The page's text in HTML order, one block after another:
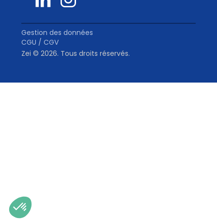
Gestion des données
CGU / CGV
Zei © 2026. Tous droits réservés.